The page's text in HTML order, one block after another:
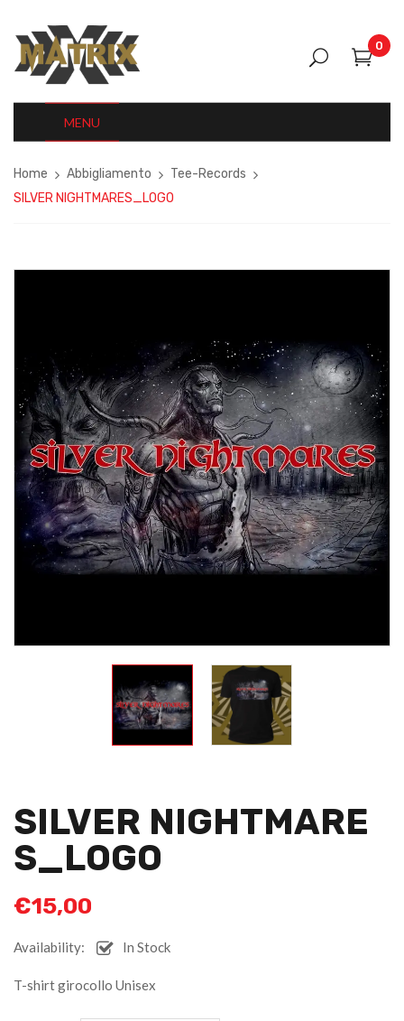
0
MENU
Home Abbigliamento
Tee-Records
SILVER NIGHTMARES_LOGO
SILVER NIGHTMARE
S_LOGO
€15,00
Availability: In Stock
T-shirt girocollo Unisex